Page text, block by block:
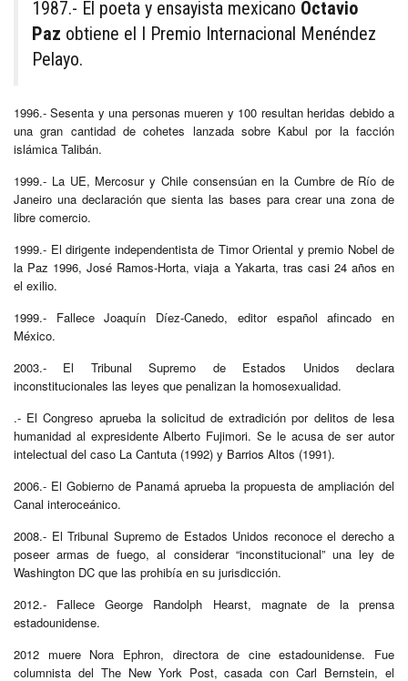
1987.- El poeta y ensayista mexicano Octavio
Paz obtiene el I Premio Internacional Menéndez
Pelayo.
1996.- Sesenta y una personas mueren y 100 resultan heridas debido a
una gran cantidad de cohetes lanzada sobre Kabul por la facción
islámica Talibán.
1999.- La UE, Mercosur y Chile consensúan en la Cumbre de Río de
Janeiro una declaración que sienta las bases para crear una zona de
libre comercio.
1999.- El dirigente independentista de Timor Oriental y premio Nobel de
la Paz 1996, José Ramos-Horta, viaja a Yakarta, tras casi 24 años en
el exilio.
1999.- Fallece Joaquín Díez-Canedo, editor español afincado en
México.
2003.- El Tribunal Supremo de Estados Unidos declara
inconstitucionales las leyes que penalizan la homosexualidad.
.- El Congreso aprueba la solicitud de extradición por delitos de lesa
humanidad al expresidente Alberto Fujimori. Se le acusa de ser autor
intelectual del caso La Cantuta (1992) y Barrios Altos (1991).
2006.- El Gobierno de Panamá aprueba la propuesta de ampliación del
Canal interoceánico.
2008.- El Tribunal Supremo de Estados Unidos reconoce el derecho a
poseer armas de fuego, al considerar “inconstitucional” una ley de
Washington DC que las prohibía en su jurisdicción.
2012.- Fallece George Randolph Hearst, magnate de la prensa
estadounidense.
2012 muere Nora Ephron, directora de cine estadounidense. Fue
columnista del The New York Post, casada con Carl Bernstein, el